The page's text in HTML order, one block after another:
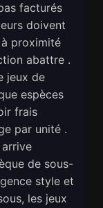
facturés
doivent
proximité
abattre .
jeux de
espèces
frais
par unité .
de sous-
style et
les jeux